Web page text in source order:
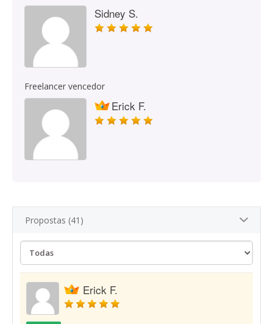
Sidney S.
Freelancer vencedor
Erick F.
Propostas (41)
Erick F.